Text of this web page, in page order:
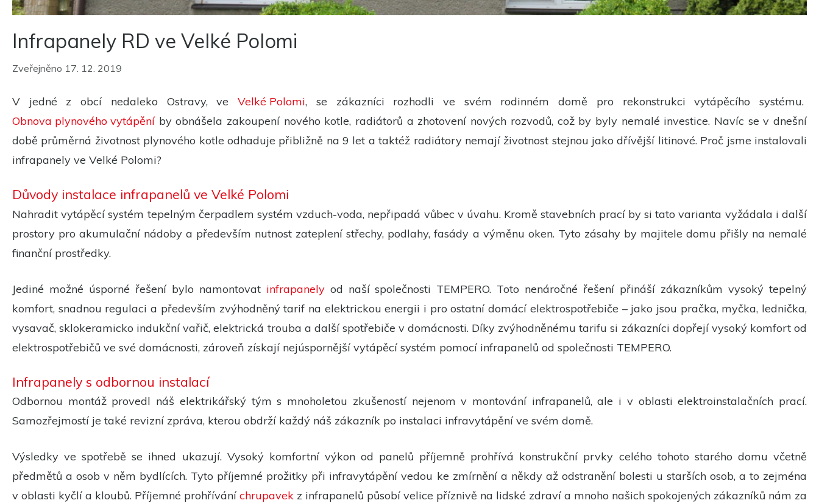
Infrapanely RD ve Velké Polomi
Zveřejněno 17. 12. 2019
V jedné z obcí nedaleko Ostravy, veVelké Polomi, se zákazníci rozhodli ve svém rodinném domě pro rekonstrukci vytápěcího systému.
Obnova plynového vytápěníby obnášela zakoupení nového kotle, radiátorů a zhotovení nových rozvodů, což by byly nemalé investice. Navíc se v dnešní
době průměrná životnost plynového kotle odhaduje přibližně na 9 let a taktéž radiátory nemají životnost stejnou jako dřívější litinové. Proč jsme instalovali
infrapanely ve Velké Polomi?
Důvody instalace infrapanelů ve Velké Polomi
Nahradit vytápěcí systém tepelným čerpadlem systém vzduch-voda, nepřipadá vůbec v úvahu. Kromě stavebních prací by si tato varianta vyžádala i další
prostory pro akumulační nádoby a především nutnost zateplení střechy, podlahy, fasády a výměnu oken. Tyto zásahy by majitele domu přišly na nemalé
finanční prostředky.
Jediné možné úsporné řešení bylo namontovat infrapanelyod naší společnosti TEMPERO. Toto nenáročné řešení přináší zákazníkům vysoký tepelný
komfort, snadnou regulaci a především zvýhodněný tarif na elektrickou energii i pro ostatní domácí elektrospotřebiče – jako jsou pračka, myčka, lednička,
vysavač, sklokeramicko indukční vařič, elektrická trouba a další spotřebiče v domácnosti. Díky zvýhodněnému tarifu si zákazníci dopřejí vysoký komfort od
elektrospotřebičů ve své domácnosti, zároveň získají nejúspornější vytápěcí systém pomocí infrapanelů od společnosti TEMPERO.
Infrapanely s odbornou instalací
Odbornou montáž provedl náš elektrikářský tým s mnoholetou zkušeností nejenom v montování infrapanelů, ale i v oblasti elektroinstalačních prací.
Samozřejmostí je také revizní zpráva, kterou obdrží každý náš zákazník po instalaci infravytápění ve svém domě.
Výsledky ve spotřebě se ihned ukazují. Vysoký komfortní výkon od panelů příjemně prohřívá konstrukční prvky celého tohoto starého domu včetně
předmětů a osob v něm bydlících. Tyto příjemné prožitky při infravytápění vedou ke zmírnění a někdy až odstranění bolesti u starších osob, a to zejména
v oblasti kyčlí a kloubů. Příjemné prohříváníchrupavek z infrapanelů působí velice příznivě na lidské zdraví a mnoho našich spokojených zákazníků nám za
webu.
a
webu na
základě
toho, jak je
Aby naše
stránky
Pokud tyto
odmítnete,
funkce z
zájmů a chování
stránek zvyšujete
obsahu a nabídek.